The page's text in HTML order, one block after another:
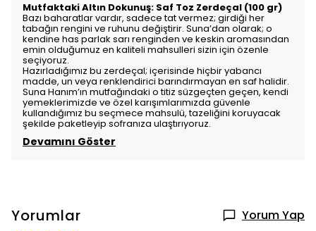
Mutfaktaki Altın Dokunuş: Saf Toz Zerdeçal (100 gr)
Bazı baharatlar vardır, sadece tat vermez; girdiği her
tabağın rengini ve ruhunu değiştirir. Suna’dan olarak; o
kendine has parlak sarı renginden ve keskin aromasından
emin olduğumuz en kaliteli mahsulleri sizin için özenle
seçiyoruz.
Hazırladığımız bu zerdeçal; içerisinde hiçbir yabancı
madde, un veya renklendirici barındırmayan en saf halidir.
Suna Hanım’ın mutfağındaki o titiz süzgeçten geçen, kendi
yemeklerimizde ve özel karışımlarımızda güvenle
kullandığımız bu seçmece mahsulü, tazeliğini koruyacak
şekilde paketleyip sofranıza ulaştırıyoruz.
Devamını Göster
Yorumlar Yorum Yap